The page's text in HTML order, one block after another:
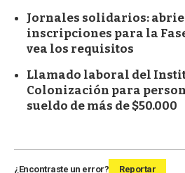
Jornales solidarios:
inscripciones para la
vea los requisitos
Llamado laboral del
Colonización para
sueldo de más de $50.000
¿Encontraste un error? Reportar